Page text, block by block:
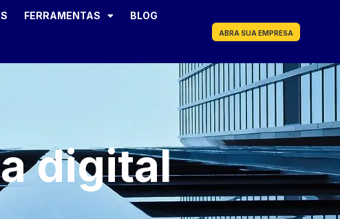
FERRAMENTAS BLOG
ABRA SUA EMPRESA
digital